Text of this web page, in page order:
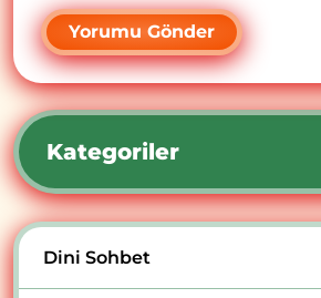
Kategoriler
Dini Sohbet